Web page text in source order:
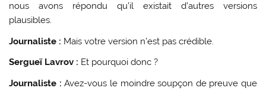
nous avons répondu qu’il existait d’autres versions
plausibles.
Journaliste : Mais votre version n’est pas crédible.
Sergueï Lavrov : Et pourquoi donc ?
Journaliste : Avez-vous le moindre soupçon de preuve que